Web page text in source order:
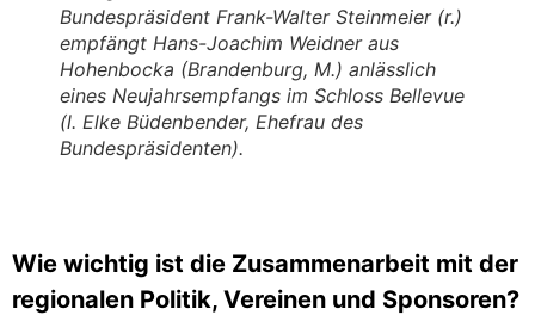
Bundespräsident Frank-Walter Steinmeier (r.)
empfängt Hans-Joachim Weidner aus
Hohenbocka (Brandenburg, M.) anlässlich
eines Neujahrsempfangs im Schloss Bellevue
(l. Elke Büdenbender, Ehefrau des
Bundespräsidenten).
Wie wichtig ist die Zusammenarbeit mit der
regionalen Politik, Vereinen und Sponsoren?